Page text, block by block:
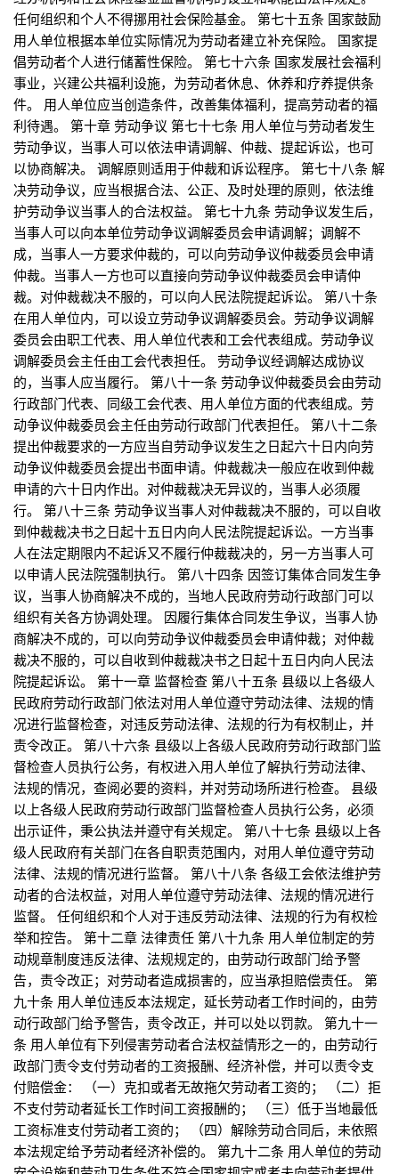
任何组织和个人不得挪用社会保险基金。 第七十五条 国家鼓励
用人单位根据本单位实际情况为劳动者建立补充保险。 国家提
倡劳动者个人进行储蓄性保险。 第七十六条 国家发展社会福利
事业，兴建公共福利设施，为劳动者休息、休养和疗养提供条
件。 用人单位应当创造条件，改善集体福利，提高劳动者的福
利待遇。 第十章 劳动争议 第七十七条 用人单位与劳动者发生
劳动争议，当事人可以依法申请调解、仲裁、提起诉讼，也可
以协商解决。 调解原则适用于仲裁和诉讼程序。 第七十八条 解
决劳动争议，应当根据合法、公正、及时处理的原则，依法维
护劳动争议当事人的合法权益。 第七十九条 劳动争议发生后，
当事人可以向本单位劳动争议调解委员会申请调解；调解不
成，当事人一方要求仲裁的，可以向劳动争议仲裁委员会申请
仲裁。当事人一方也可以直接向劳动争议仲裁委员会申请仲
裁。对仲裁裁决不服的，可以向人民法院提起诉讼。 第八十条
在用人单位内，可以设立劳动争议调解委员会。劳动争议调解
委员会由职工代表、用人单位代表和工会代表组成。劳动争议
调解委员会主任由工会代表担任。 劳动争议经调解达成协议
的，当事人应当履行。 第八十一条 劳动争议仲裁委员会由劳动
行政部门代表、同级工会代表、用人单位方面的代表组成。劳
动争议仲裁委员会主任由劳动行政部门代表担任。 第八十二条
提出仲裁要求的一方应当自劳动争议发生之日起六十日内向劳
动争议仲裁委员会提出书面申请。仲裁裁决一般应在收到仲裁
申请的六十日内作出。对仲裁裁决无异议的，当事人必须履
行。 第八十三条 劳动争议当事人对仲裁裁决不服的，可以自收
到仲裁裁决书之日起十五日内向人民法院提起诉讼。一方当事
人在法定期限内不起诉又不履行仲裁裁决的，另一方当事人可
以申请人民法院强制执行。 第八十四条 因签订集体合同发生争
议，当事人协商解决不成的，当地人民政府劳动行政部门可以
组织有关各方协调处理。 因履行集体合同发生争议，当事人协
商解决不成的，可以向劳动争议仲裁委员会申请仲裁；对仲裁
裁决不服的，可以自收到仲裁裁决书之日起十五日内向人民法
院提起诉讼。 第十一章 监督检查 第八十五条 县级以上各级人
民政府劳动行政部门依法对用人单位遵守劳动法律、法规的情
况进行监督检查，对违反劳动法律、法规的行为有权制止，并
责令改正。 第八十六条 县级以上各级人民政府劳动行政部门监
督检查人员执行公务，有权进入用人单位了解执行劳动法律、
法规的情况，查阅必要的资料，并对劳动场所进行检查。 县级
以上各级人民政府劳动行政部门监督检查人员执行公务，必须
出示证件，秉公执法并遵守有关规定。 第八十七条 县级以上各
级人民政府有关部门在各自职责范围内，对用人单位遵守劳动
法律、法规的情况进行监督。 第八十八条 各级工会依法维护劳
动者的合法权益，对用人单位遵守劳动法律、法规的情况进行
监督。 任何组织和个人对于违反劳动法律、法规的行为有权检
举和控告。 第十二章 法律责任 第八十九条 用人单位制定的劳
动规章制度违反法律、法规规定的，由劳动行政部门给予警
告，责令改正；对劳动者造成损害的，应当承担赔偿责任。 第
九十条 用人单位违反本法规定，延长劳动者工作时间的，由劳
动行政部门给予警告，责令改正，并可以处以罚款。 第九十一
条 用人单位有下列侵害劳动者合法权益情形之一的，由劳动行
政部门责令支付劳动者的工资报酬、经济补偿，并可以责令支
付赔偿金： （一）克扣或者无故拖欠劳动者工资的； （二）拒
不支付劳动者延长工作时间工资报酬的； （三）低于当地最低
工资标准支付劳动者工资的； （四）解除劳动合同后，未依照
本法规定给予劳动者经济补偿的。 第九十二条 用人单位的劳动